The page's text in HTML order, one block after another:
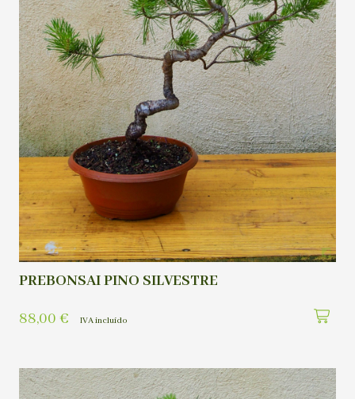
PREBONSAI PINO SILVESTRE
88,00 € IVA incluído